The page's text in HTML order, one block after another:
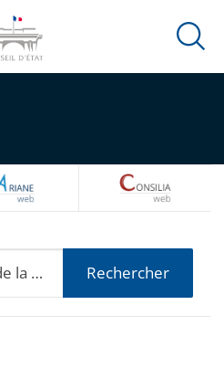
Ouvrir
ARIANEWEB
Rechercher